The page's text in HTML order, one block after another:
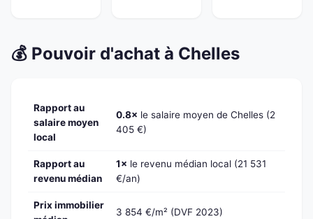
💰 Pouvoir d'achat à Chelles
Rapport au
salaire moyen
local
0.8× le salaire moyen de Chelles (2
405 €)
Rapport au
revenu médian
1× le revenu médian local (21 531
€/an)
Prix immobilier
3 854 €/m² (DVF 2023)